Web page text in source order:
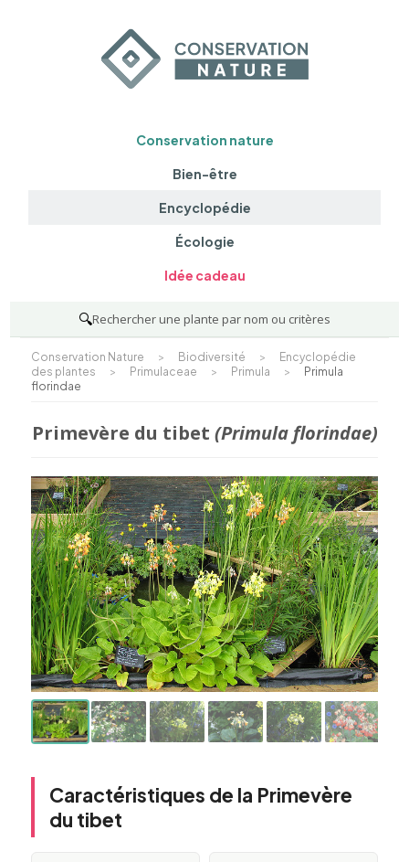
Conservation nature
Bien-être
Encyclopédie
Écologie
Idée cadeau
🔍Rechercher une plante par nom ou critères
Conservation Nature > Biodiversité >
Encyclopédie
des plantes
> Primulaceae > Primula >
Primula
florindae
Primevère du tibet (Primula florindae)
Caractéristiques de la Primevère
du tibet